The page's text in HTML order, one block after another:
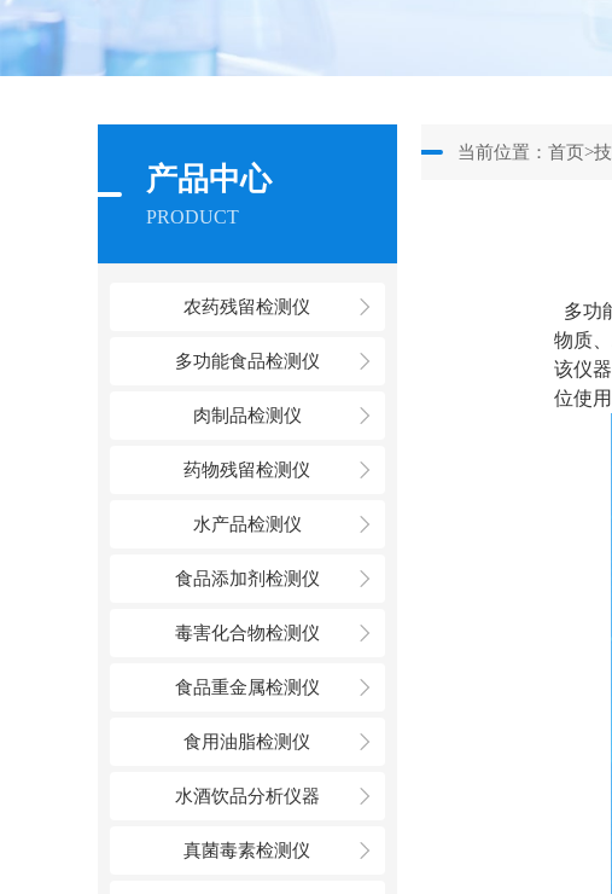
产品中心
PRODUCT
农药残留检测仪
多功能食品检测仪
肉制品检测仪
药物残留检测仪
水产品检测仪
食品添加剂检测仪
毒害化合物检测仪
食品重金属检测仪
食用油脂检测仪
水酒饮品分析仪器
真菌毒素检测仪
当前位置：首页>
多功
物质
该仪
位使用